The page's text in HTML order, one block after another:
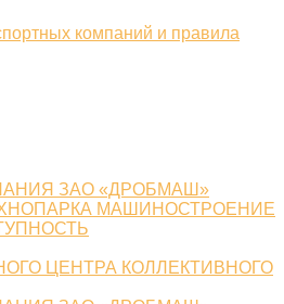
компаний и правила
ЗАО «ДРОБМАШ»
МАШИНОСТРОЕНИЕ
ЦЕНТРА КОЛЛЕКТИВНОГО